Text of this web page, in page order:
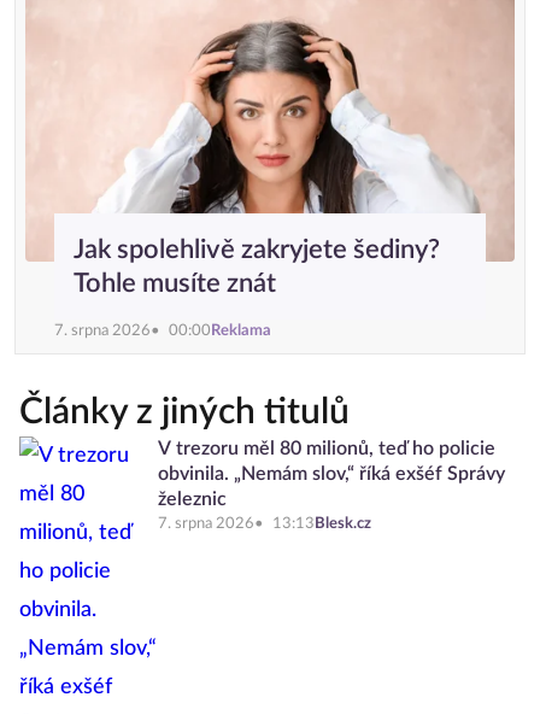
Jak spolehlivě zakryjete šediny?
Tohle musíte znát
7. srpna 2026 00:00 Reklama
Články z jiných titulů
V trezoru měl 80 milionů, teď ho policie
obvinila. „Nemám slov,“ říká exšéf Správy
železnic
7. srpna 2026 13:13 Blesk.cz